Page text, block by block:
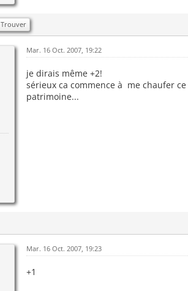
Trouver
Mar. 16 Oct. 2007, 19:22
je dirais même +2!
sérieux ca commence à me chaufer
patrimoine...
Mar. 16 Oct. 2007, 19:23
+1